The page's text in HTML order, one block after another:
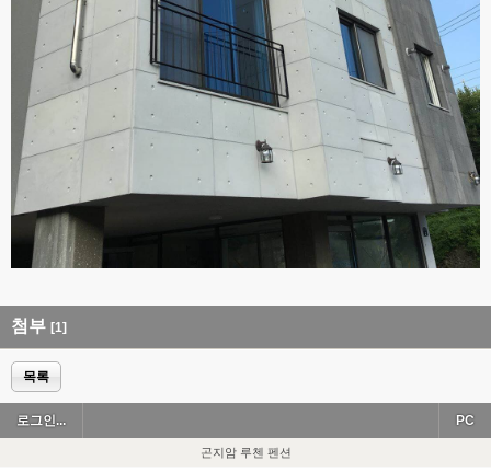
첨부 [1]
목록
로그인... PC
곤지암 루첸 펜션